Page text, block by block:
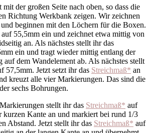
mit der großen Seite nach oben, so dass die
Richtung Werkbank zeigen. Wir zeichnen
beginnen mit den Löchern für die Boxen.
auf 55,5mm ein und zeichnet etwa mittig von
an. Als nächstes stellt ihr das
ein und tragt wieder mittig entlang der
auf dem Wandelement ab. Als nächstes stellt
57,5mm. Jetzt setzt ihr das Streichmaß* an
kreuzt alle vier Markierungen. Das sind die
sechs Bohrungen.
stellt ihr das Streichmaß* auf
kurzen Kante an und markiert bei rund 1/3
Abstand. Jetzt stellt ihr das Streichmaß* auf